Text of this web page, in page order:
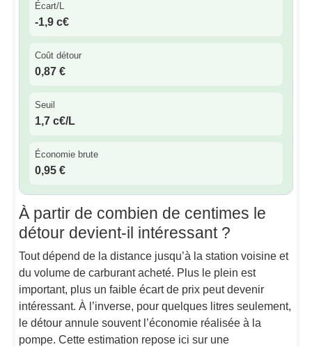
Écart/L
-1,9 c€
Coût détour
0,87 €
Seuil
1,7 c€/L
Économie brute
0,95 €
À partir de combien de centimes le
détour devient-il intéressant ?
Tout dépend de la distance jusqu’à la station voisine et
du volume de carburant acheté. Plus le plein est
important, plus un faible écart de prix peut devenir
intéressant. À l’inverse, pour quelques litres seulement,
le détour annule souvent l’économie réalisée à la
pompe. Cette estimation repose ici sur une